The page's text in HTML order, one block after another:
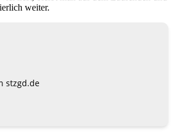
weiter.
stzgd.de